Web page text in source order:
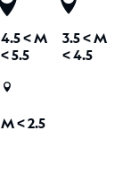
4.5 <M
< 5.5
3.5 <M
< 4.5
M < 2.5